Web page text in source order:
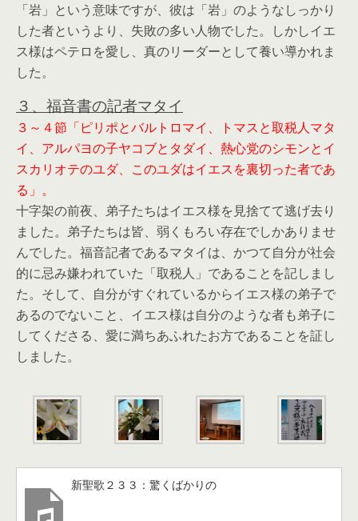
「岩」という意味ですが、彼は「岩」のようなしっかり
した者というより、失敗の多い人物でした。しかしイエ
ス様はペテロを愛し、真のリーダーとして養い導かれま
した。
３、福音書の記者マタイ
３～４節「ピリポとバルトロマイ、トマスと取税人マタ
イ、アルパヨの子ヤコブとタダイ、熱心党のシモンとイ
スカリオテのユダ、このユダはイエスを裏切った者であ
る」。
十字架の前夜、弟子たちはイエス様を見捨てて逃げ去り
ました。弟子たちは皆、弱くもろい存在でしかありませ
んでした。福音記者であるマタイは、かつて自分が社会
的に忌み嫌われていた「取税人」であることを記しまし
た。そして、自分がすぐれているからイエス様の弟子で
あるのでないこと、イエス様は自分のような者も弟子に
してくださる、愛に満ちあふれたお方であることを証し
しました。
新聖歌２３３：驚くばかりの